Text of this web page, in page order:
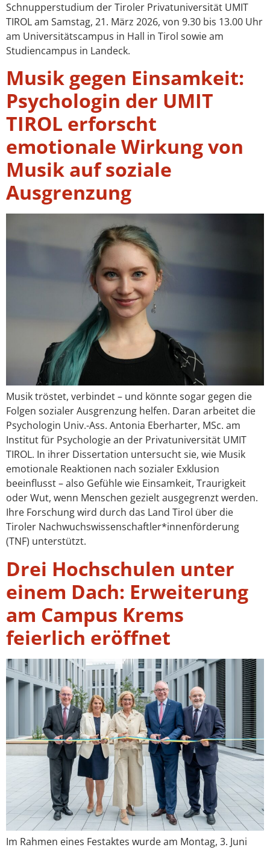
Schnupperstudium der Tiroler Privatuniversität UMIT
TIROL am Samstag, 21. März 2026, von 9.30 bis 13.00 Uhr
am Universitätscampus in Hall in Tirol sowie am
Studiencampus in Landeck.
Musik gegen Einsamkeit:
Psychologin der UMIT
TIROL erforscht
emotionale Wirkung von
Musik auf soziale
Ausgrenzung
Musik tröstet, verbindet – und könnte sogar gegen die
Folgen sozialer Ausgrenzung helfen. Daran arbeitet die
Psychologin Univ.-Ass. Antonia Eberharter, MSc. am
Institut für Psychologie an der Privatuniversität UMIT
TIROL. In ihrer Dissertation untersucht sie, wie Musik
emotionale Reaktionen nach sozialer Exklusion
beeinflusst – also Gefühle wie Einsamkeit, Traurigkeit
oder Wut, wenn Menschen gezielt ausgegrenzt werden.
Ihre Forschung wird durch das Land Tirol über die
Tiroler Nachwuchswissenschaftler*innenförderung
(TNF) unterstützt.
Drei Hochschulen unter
einem Dach: Erweiterung
am Campus Krems
feierlich eröffnet
Im Rahmen eines Festaktes wurde am Montag, 3. Juni